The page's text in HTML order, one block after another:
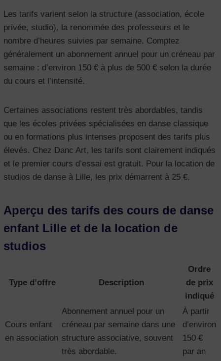
Les tarifs varient selon la structure (association, école
privée, studio), la renommée des professeurs et le
nombre d’heures suivies par semaine. Comptez
généralement un abonnement annuel pour un créneau par
semaine : d’environ 150 € à plus de 500 € selon la durée
du cours et l’intensité.
Certaines associations restent très abordables, tandis
que les écoles privées spécialisées en danse classique
ou en formations plus intenses proposent des tarifs plus
élevés. Chez Danc Art, les tarifs sont clairement indiqués
et le premier cours d’essai est gratuit. Pour la location de
studios de danse à Lille, les prix démarrent à 25 €.
Aperçu des tarifs des cours de danse
enfant Lille et de la location de
studios
Type d’offre Description
Ordre
de prix
indiqué
Cours enfant
en association
Abonnement annuel pour un
créneau par semaine dans une
structure associative, souvent
très abordable.
À partir
d’environ
150 €
par an